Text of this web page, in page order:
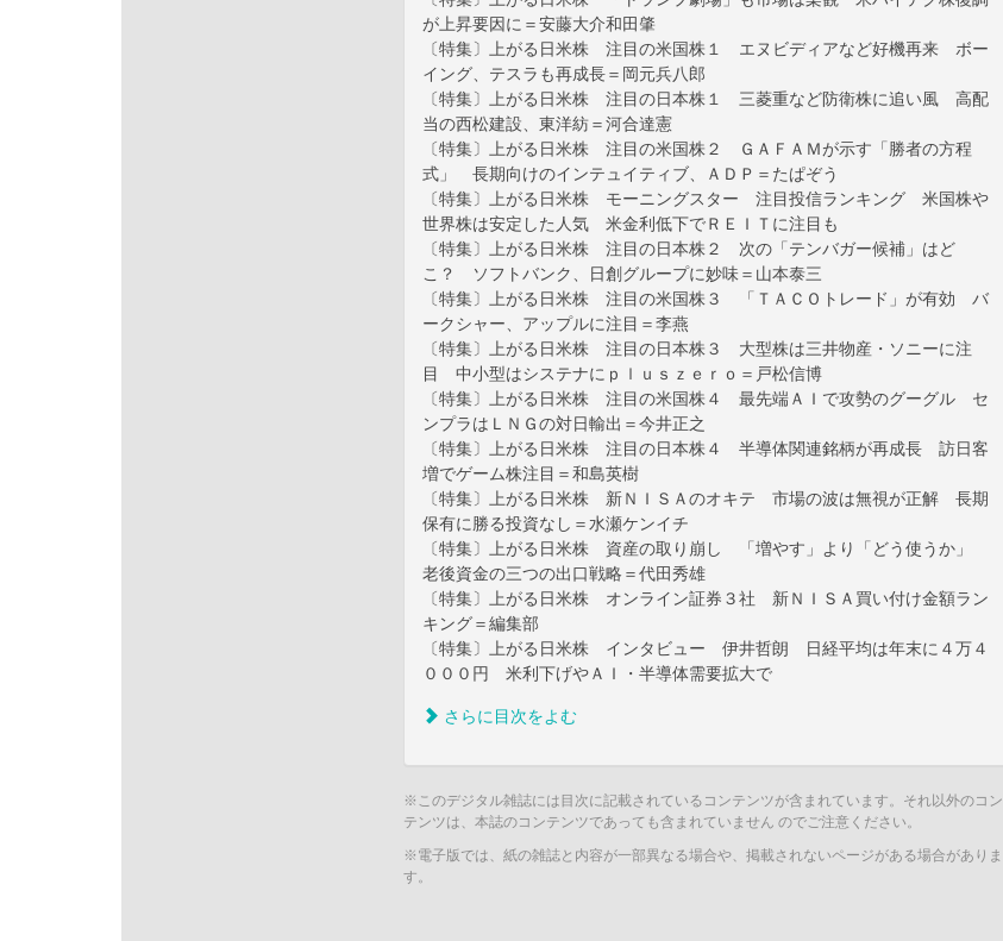
が上昇要因に＝安藤大介和田肇
〔特集〕上がる日米株 注目の米国株１ エヌビディアなど好機再来 ボー
イング、テスラも再成長＝岡元兵八郎
〔特集〕上がる日米株 注目の日本株１ 三菱重など防衛株に追い風 高配
当の西松建設、東洋紡＝河合達憲
〔特集〕上がる日米株 注目の米国株２ ＧＡＦＡＭが示す「勝者の方程
式」 長期向けのインテュイティブ、ＡＤＰ＝たぱぞう
〔特集〕上がる日米株 モーニングスター 注目投信ランキング 米国株や
世界株は安定した人気 米金利低下でＲＥＩＴに注目も
〔特集〕上がる日米株 注目の日本株２ 次の「テンバガー候補」はど
こ？ ソフトバンク、日創グループに妙味＝山本泰三
〔特集〕上がる日米株 注目の米国株３ 「ＴＡＣＯトレード」が有効 バ
ークシャー、アップルに注目＝李燕
〔特集〕上がる日米株 注目の日本株３ 大型株は三井物産・ソニーに注
目 中小型はシステナにｐｌｕｓｚｅｒｏ＝戸松信博
〔特集〕上がる日米株 注目の米国株４ 最先端ＡＩで攻勢のグーグル セ
ンプラはＬＮＧの対日輸出＝今井正之
〔特集〕上がる日米株 注目の日本株４ 半導体関連銘柄が再成長 訪日客
増でゲーム株注目＝和島英樹
〔特集〕上がる日米株 新ＮＩＳＡのオキテ 市場の波は無視が正解 長期
保有に勝る投資なし＝水瀬ケンイチ
〔特集〕上がる日米株 資産の取り崩し 「増やす」より「どう使うか」
老後資金の三つの出口戦略＝代田秀雄
〔特集〕上がる日米株 オンライン証券３社 新ＮＩＳＡ買い付け金額ラン
キング＝編集部
〔特集〕上がる日米株 インタビュー 伊井哲朗 日経平均は年末に４万４
０００円 米利下げやＡＩ・半導体需要拡大で
さらに目次をよむ
※このデジタル雑誌には目次に記載されているコンテンツが含まれています。それ以外のコン
テンツは、本誌のコンテンツであっても含まれていません のでご注意ください。
※電子版では、紙の雑誌と内容が一部異なる場合や、掲載されないページがある場合がありま
す。